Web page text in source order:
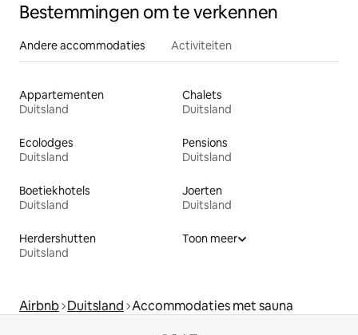
Bestemmingen om te verkennen
Andere accommodaties Activiteiten
Appartementen
Duitsland
Chalets
Duitsland
Ecolodges
Duitsland
Pensions
Duitsland
Boetiekhotels
Duitsland
Joerten
Duitsland
Herdershutten
Duitsland
Toon meer
Airbnb Duitsland Accommodaties met sauna